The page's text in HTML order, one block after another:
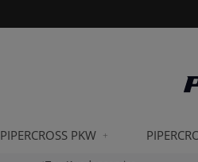
PIPERCROSS PKW